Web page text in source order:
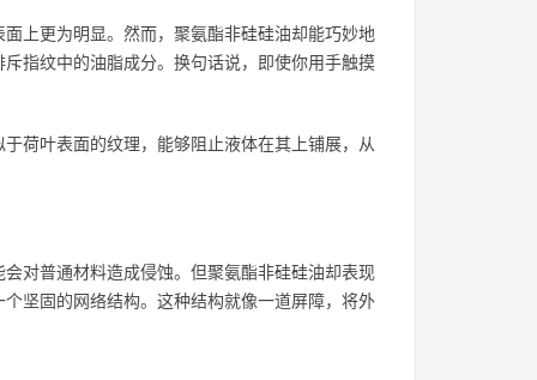
上更为明显。然而，聚氨酯非硅硅油却能巧妙地
指纹中的油脂成分。换句话说，即使你用手触摸
荷叶表面的纹理，能够阻止液体在其上铺展，从
对普通材料造成侵蚀。但聚氨酯非硅硅油却表现
坚固的网络结构。这种结构就像一道屏障，将外